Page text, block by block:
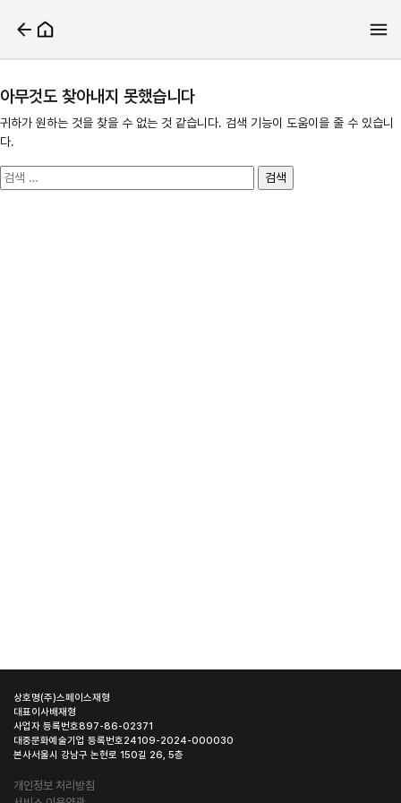
아무것도 찾아내지 못했습니다
귀하가 원하는 것을 찾을 수 없는 것 같습니다. 검색 기능이 도움이을 줄 수 있습니
다.
검
색:
상호명(주)스페이스재형
대표이사배재형
사업자 등록번호897-86-02371
대중문화예술기업 등록번호24109-2024-000030
본사서울시 강남구 논현로 150길 26, 5층
개인정보 처리방침